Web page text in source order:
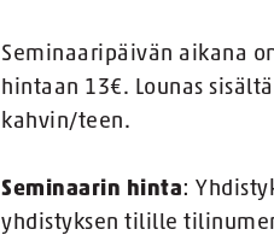
Seminaaripäivän aikana
hintaan 13€. Lounas
kahvin/teen.
Seminaarin hinta:
yhdistyksen tilille